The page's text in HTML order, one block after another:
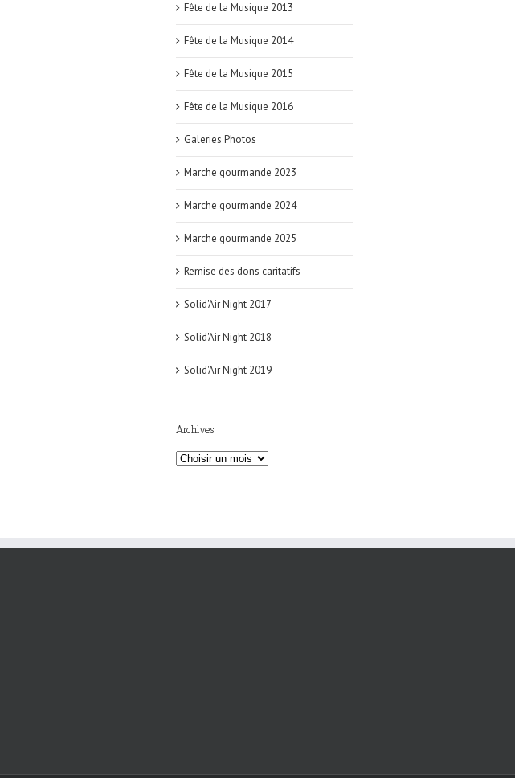
Fête de la Musique 2013
Fête de la Musique 2014
Fête de la Musique 2015
Fête de la Musique 2016
Galeries Photos
Marche gourmande 2023
Marche gourmande 2024
Marche gourmande 2025
Remise des dons caritatifs
Solid'Air Night 2017
Solid'Air Night 2018
Solid'Air Night 2019
Archives